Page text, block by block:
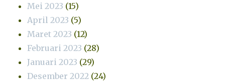
Mei 2023 (15)
April 2023 (5)
Maret 2023 (12)
Februari 2023 (28)
Januari 2023 (29)
Desember 2022 (24)